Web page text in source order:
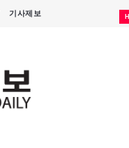
기사제보